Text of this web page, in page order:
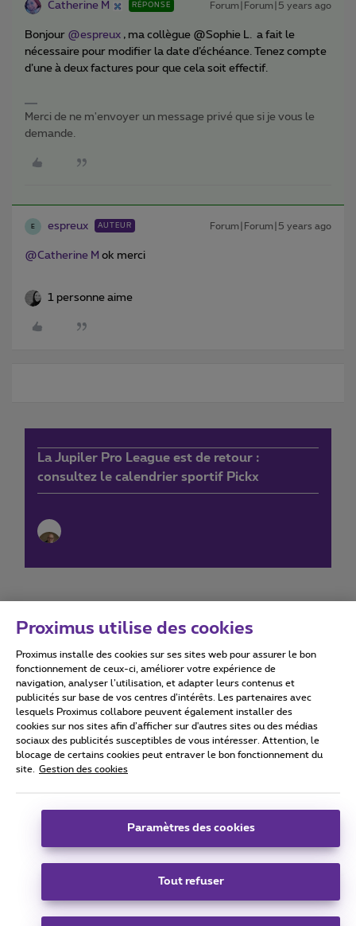
Catherine M RÉPONSE Forum|Forum|5 years ago
Bonjour @espreux , ma collègue @Sophie L. a fait le
nécessaire pour modifier la date d’échéance. Tenez compte
d’une à deux factures pour que cela soit effectif.
Merci de ne m'envoyer un message privé que si je vous le
demande.
E espreux AUTEUR Forum|Forum|5 years ago
@Catherine M ok merci
1 personne aime
La Jupiler Pro League est de retour :
consultez le calendrier sportif Pickx
Conditions d'utilisation Accessibility statement
Tous droits réservés. © 2026 Proximus
Conditions générales, info consommateur
Coordonnées de l’entreprise
Boulevard du Roi Albert II 27 - B-1030 Bruxelles.
Carrier & Wholesale Solutions
Proximus utilise des cookies
Proximus installe des cookies sur ses sites web pour assurer le bon
fonctionnement de ceux-ci, améliorer votre expérience de
navigation, analyser l’utilisation, et adapter leurs contenus et
publicités sur base de vos centres d’intérêts. Les partenaires avec
lesquels Proximus collabore peuvent également installer des
cookies sur nos sites afin d’afficher sur d'autres sites ou des médias
sociaux des publicités susceptibles de vous intéresser. Attention, le
blocage de certains cookies peut entraver le bon fonctionnement du
site.
Gestion des cookies
Paramètres des cookies
Tout refuser